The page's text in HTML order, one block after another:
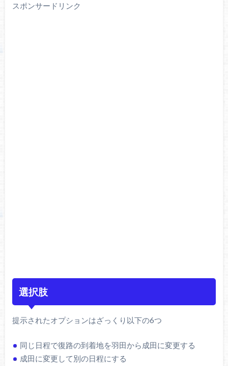
スポンサードリンク
選択肢
提示されたオプションはざっくり以下の6つ
同じ日程で復路の到着地を羽田から成田に変更する
成田に変更して別の日程にする